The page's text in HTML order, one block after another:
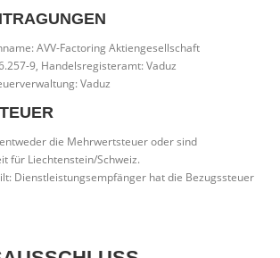
AVV-Factoring Aktiengesellschaft
9, Handelsregisteramt: Vaduz
Vaduz
die Mehrwertsteuer oder sind
für Liechtenstein/Schweiz.
Dienstleistungsempfänger hat die Bezugssteuer